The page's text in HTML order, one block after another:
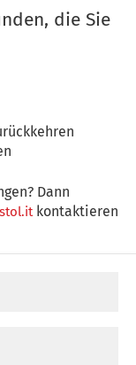
die Sie
Dann
kontaktieren